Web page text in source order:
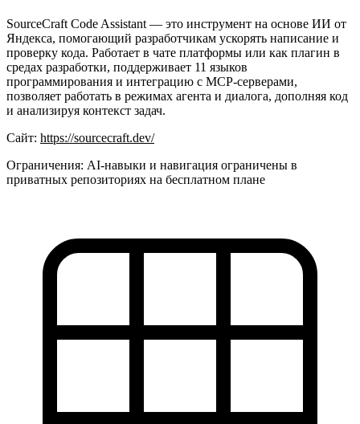
SourceCraft Code Assistant — это инструмент на основе ИИ от
Яндекса, помогающий разработчикам ускорять написание и
проверку кода. Работает в чате платформы или как плагин в
средах разработки, поддерживает 11 языков
программирования и интеграцию с MCP-серверами,
позволяет работать в режимах агента и диалога, дополняя код
и анализируя контекст задач.
Сайт: https://sourcecraft.dev/
Ограничения: AI‑навыки и навигация ограничены в
приватных репозиториях на бесплатном плане